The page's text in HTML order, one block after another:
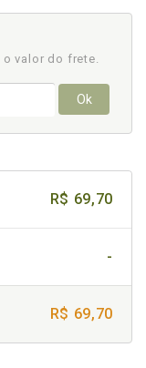
o valor do frete.
Ok
R$ 69,70
-
R$ 69,70